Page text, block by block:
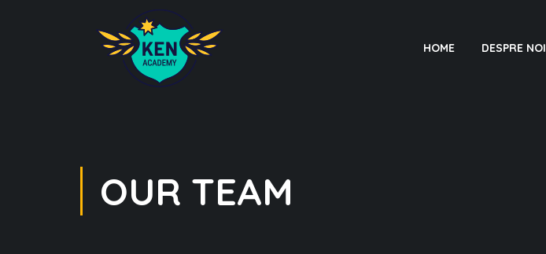
HOME DESPRE NOI
OUR TEAM